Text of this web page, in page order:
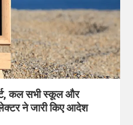
कल सभी स्कूल और
ने जारी किए आदेश